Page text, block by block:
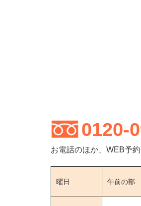
0120-
お電話のほか、WEB予
曜日 午前の部